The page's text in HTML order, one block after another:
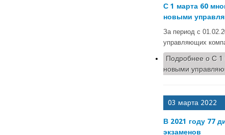
С 1 марта 60
новыми
За период с
управляющих
Подробнее о С 1
новыми
03 марта 2022
В 2021 году 77
экзаменов